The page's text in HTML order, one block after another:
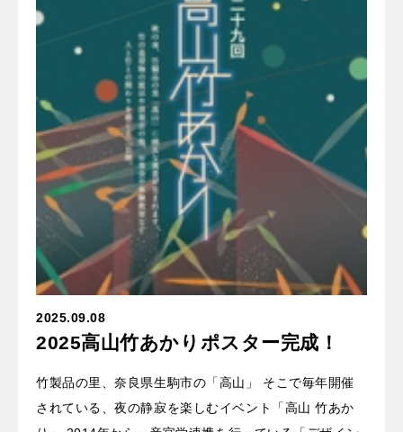
2025.09.08
2025高山竹あかりポスター完成！
竹製品の里、奈良県生駒市の「高山」 そこで毎年開催
されている、夜の静寂を楽しむイベント「高山 竹あか